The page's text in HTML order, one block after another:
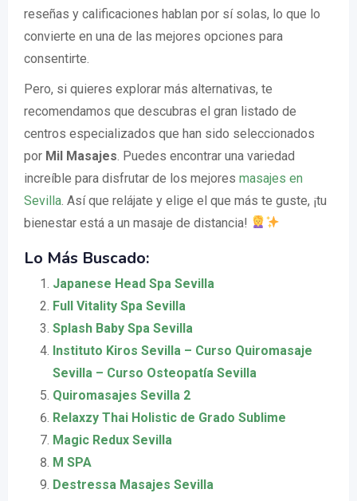
reseñas y calificaciones hablan por sí solas, lo que lo
convierte en una de las mejores opciones para
consentirte.
Pero, si quieres explorar más alternativas, te
recomendamos que descubras el gran listado de
centros especializados que han sido seleccionados
por Mil Masajes. Puedes encontrar una variedad
increíble para disfrutar de los mejores masajes en
Sevilla. Así que relájate y elige el que más te guste, ¡tu
bienestar está a un masaje de distancia!
Lo Más Buscado:
Japanese Head Spa Sevilla
Full Vitality Spa Sevilla
Splash Baby Spa Sevilla
Instituto Kiros Sevilla – Curso Quiromasaje
Sevilla – Curso Osteopatía Sevilla
Quiromasajes Sevilla 2
Relaxzy Thai Holistic de Grado Sublime
Magic Redux Sevilla
M SPA
Destressa Masajes Sevilla